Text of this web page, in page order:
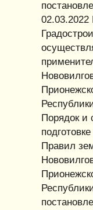
Порядок и
Правил